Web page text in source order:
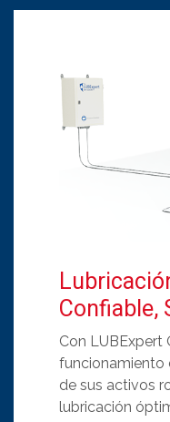
Confiable,
Con LUBExpert
funcionamiento
de sus activos
lubricación